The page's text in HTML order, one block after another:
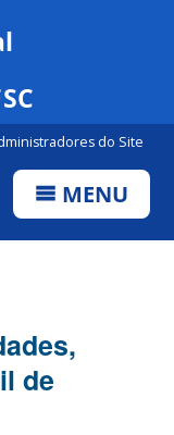
do Site
MENU
de